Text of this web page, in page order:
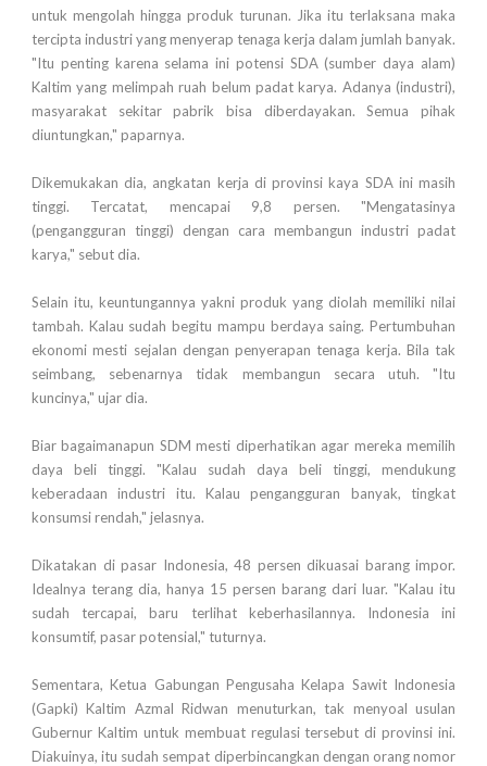
untuk mengolah hingga produk turunan. Jika itu terlaksana maka
tercipta industri yang menyerap tenaga kerja dalam jumlah banyak.
"Itu penting karena selama ini potensi SDA (sumber daya alam)
Kaltim yang melimpah ruah belum padat karya. Adanya (industri),
masyarakat sekitar pabrik bisa diberdayakan. Semua pihak
diuntungkan," paparnya.
Dikemukakan dia, angkatan kerja di provinsi kaya SDA ini masih
tinggi. Tercatat, mencapai 9,8 persen. "Mengatasinya
(pengangguran tinggi) dengan cara membangun industri padat
karya," sebut dia.
Selain itu, keuntungannya yakni produk yang diolah memiliki nilai
tambah. Kalau sudah begitu mampu berdaya saing. Pertumbuhan
ekonomi mesti sejalan dengan penyerapan tenaga kerja. Bila tak
seimbang, sebenarnya tidak membangun secara utuh. "Itu
kuncinya," ujar dia.
Biar bagaimanapun SDM mesti diperhatikan agar mereka memilih
daya beli tinggi. "Kalau sudah daya beli tinggi, mendukung
keberadaan industri itu. Kalau pengangguran banyak, tingkat
konsumsi rendah," jelasnya.
Dikatakan di pasar Indonesia, 48 persen dikuasai barang impor.
Idealnya terang dia, hanya 15 persen barang dari luar. "Kalau itu
sudah tercapai, baru terlihat keberhasilannya. Indonesia ini
konsumtif, pasar potensial," tuturnya.
Sementara, Ketua Gabungan Pengusaha Kelapa Sawit Indonesia
(Gapki) Kaltim Azmal Ridwan menuturkan, tak menyoal usulan
Gubernur Kaltim untuk membuat regulasi tersebut di provinsi ini.
Diakuinya, itu sudah sempat diperbincangkan dengan orang nomor